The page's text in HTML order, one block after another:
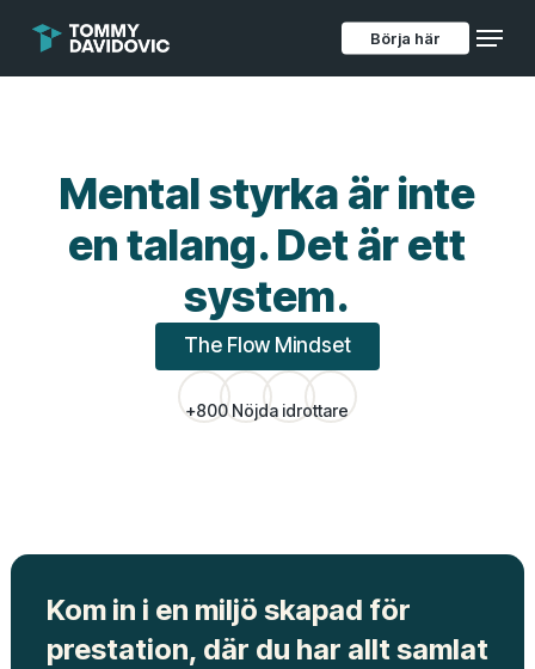
Börja här
Menu
Mental styrka är inte
en talang. Det är ett
system.
The Flow Mindset
+800 Nöjda idrottare
Kom in i en miljö skapad för
prestation, där du har allt samlat